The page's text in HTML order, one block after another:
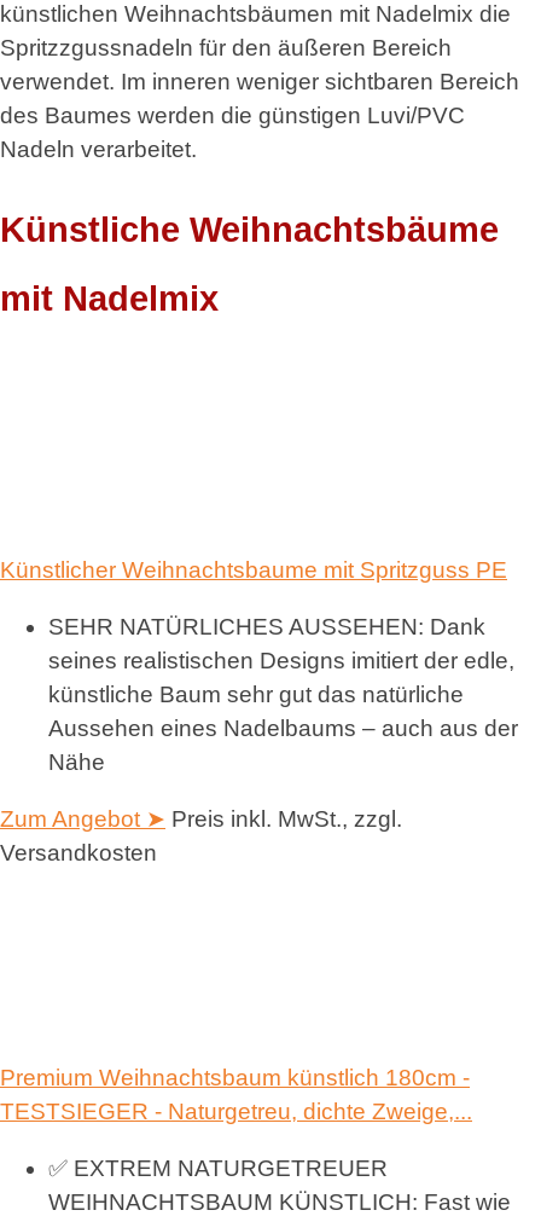
künstlichen Weihnachtsbäumen mit Nadelmix die
Spritzzgussnadeln für den äußeren Bereich
verwendet. Im inneren weniger sichtbaren Bereich
des Baumes werden die günstigen Luvi/PVC
Nadeln verarbeitet.
Künstliche Weihnachtsbäume
mit Nadelmix
Künstlicher Weihnachtsbaume mit Spritzguss PE
SEHR NATÜRLICHES AUSSEHEN: Dank
seines realistischen Designs imitiert der edle,
künstliche Baum sehr gut das natürliche
Aussehen eines Nadelbaums – auch aus der
Nähe
Zum Angebot ➤ Preis inkl. MwSt., zzgl.
Versandkosten
Premium Weihnachtsbaum künstlich 180cm -
TESTSIEGER - Naturgetreu, dichte Zweige,...
✅ EXTREM NATURGETREUER
WEIHNACHTSBAUM KÜNSTLICH: Fast wie